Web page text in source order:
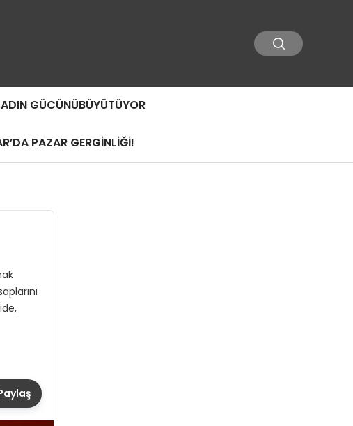
GÜCÜNÜBÜYÜTÜYOR
PAZAR GERGİNLİĞİ!